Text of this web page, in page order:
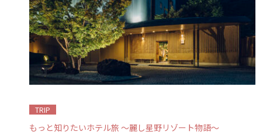
TRIP
もっと知りたいホテル旅 ～麗し星野リゾート物語～